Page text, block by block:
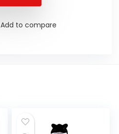
Add to compare